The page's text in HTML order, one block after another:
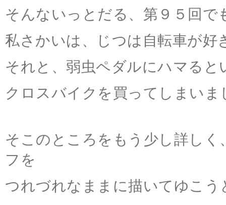
そんないっとだる、第９５回
私さかいは、じつは自転車が好
それと、弱虫ペダルにハマると
クロスバイクを買ってしまい
そこのところをもう少し詳し
フを
つれづれなままに描いてゆこう